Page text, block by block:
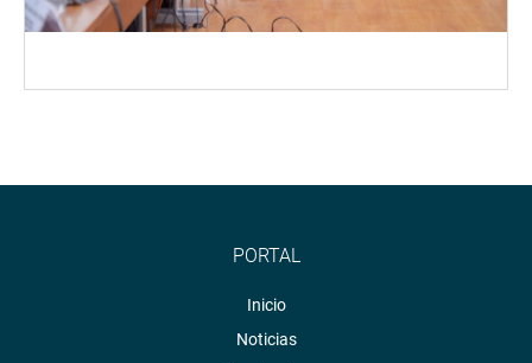
PORTAL
Inicio
Noticias